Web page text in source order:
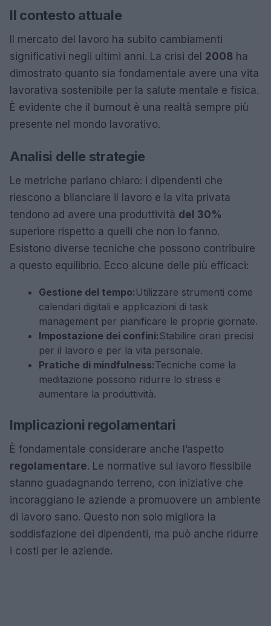
Il contesto attuale
Il mercato del lavoro ha subito cambiamenti
significativi negli ultimi anni. La crisi del 2008 ha
dimostrato quanto sia fondamentale avere una vita
lavorativa sostenibile per la salute mentale e fisica.
È evidente che il burnout è una realtà sempre più
presente nel mondo lavorativo.
Analisi delle strategie
Le metriche parlano chiaro: i dipendenti che
riescono a bilanciare il lavoro e la vita privata
tendono ad avere una produttività del 30%
superiore rispetto a quelli che non lo fanno.
Esistono diverse tecniche che possono contribuire
a questo equilibrio. Ecco alcune delle più efficaci:
Gestione del tempo: Utilizzare strumenti come
calendari digitali e applicazioni di task
management per pianificare le proprie giornate.
Impostazione dei confini:Stabilire orari precisi
per il lavoro e per la vita personale.
Pratiche di mindfulness:Tecniche come la
meditazione possono ridurre lo stress e
aumentare la produttività.
Implicazioni regolamentari
È fondamentale considerare anche l’aspetto
regolamentare. Le normative sul lavoro flessibile
stanno guadagnando terreno, con iniziative che
incoraggiano le aziende a promuovere un ambiente
di lavoro sano. Questo non solo migliora la
soddisfazione dei dipendenti, ma può anche ridurre
i costi per le aziende.